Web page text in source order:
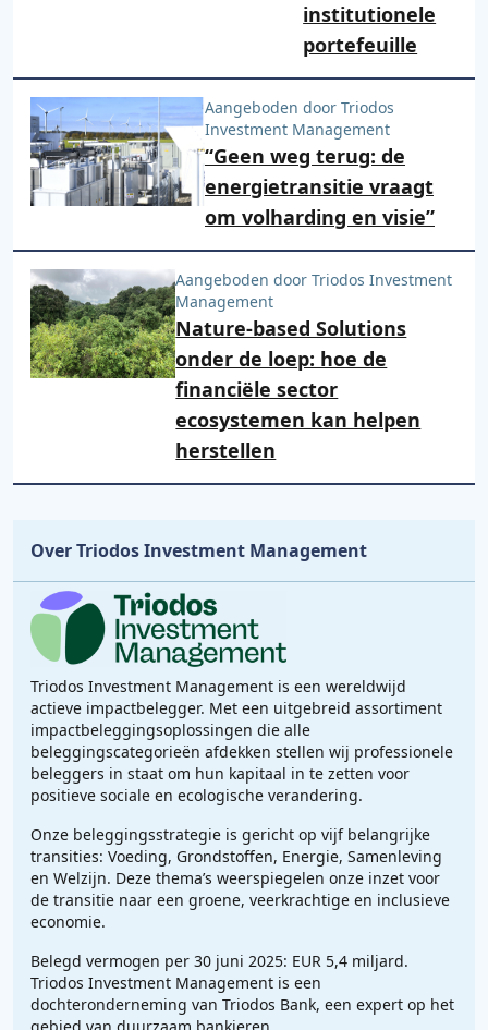
institutionele
portefeuille
“Geen weg terug: de
energietransitie vraagt
om volharding en visie”
Aangeboden door Triodos
Investment Management
Nature-based Solutions
onder de loep: hoe de
financiële sector
ecosystemen kan helpen
herstellen
Aangeboden door Triodos Investment
Management
Over Triodos Investment Management
Triodos Investment Management is een wereldwijd
actieve impactbelegger. Met een uitgebreid assortiment
impactbeleggingsoplossingen die alle
beleggingscategorieën afdekken stellen wij professionele
beleggers in staat om hun kapitaal in te zetten voor
positieve sociale en ecologische verandering.
Onze beleggingsstrategie is gericht op vijf belangrijke
transities: Voeding, Grondstoffen, Energie, Samenleving
en Welzijn. Deze thema’s weerspiegelen onze inzet voor
de transitie naar een groene, veerkrachtige en inclusieve
economie.
Belegd vermogen per 30 juni 2025: EUR 5,4 miljard.
Triodos Investment Management is een
dochteronderneming van Triodos Bank, een expert op het